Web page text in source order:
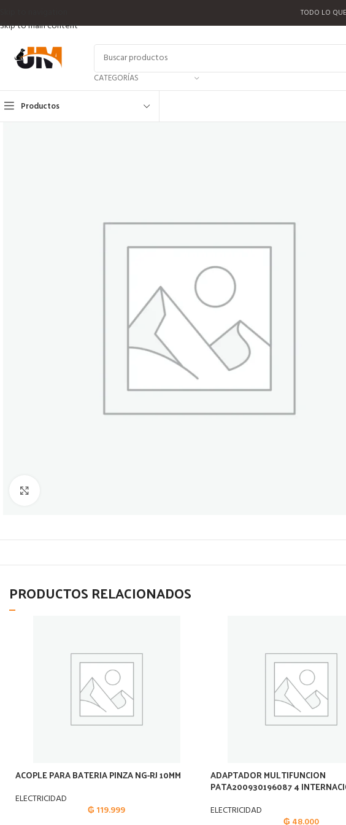
Skip to main content
TODO LO
CATEGORÍAS
Productos
PRODUCTOS RELACIONADOS
ACOPLE PARA BATERIA PINZA NG-RJ 10MM
ELECTRICIDAD
₲ 119.999
ADAPTADOR MULTIFUNCION
PATA200930196087 4
ELECTRICIDAD